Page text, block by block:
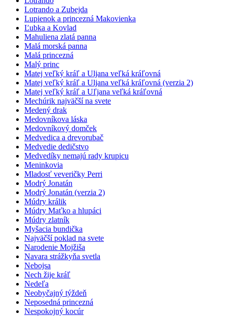
Lotrando a Zubejda
Lupienok a princezná Makovienka
Ľubka a Kovlad
Mahuliena zlatá panna
Malá morská panna
Malá princezná
Malý princ
Matej veľký kráľ a Uljana veľká kráľovná
Matej veľký kráľ a Uljana veľká kráľovná (verzia 2)
Matej veľký kráľ a Uľjana veľká kráľovná
Mechúrik najväčší na svete
Medený drak
Medovníkova láska
Medovníkový domček
Medvedica a drevorubač
Medvedie dedičstvo
Medvedíky nemajú rady krupicu
Meninkovia
Mladosť veveričky Perri
Modrý Jonatán
Modrý Jonatán (verzia 2)
Múdry králik
Múdry Maťko a hlupáci
Múdry zlatník
Myšacia bundička
Najväčší poklad na svete
Narodenie Mojžiša
Navara strážkyňa svetla
Nebojsa
Nech žije kráľ
Nedeľa
Neobyčajný týždeň
Neposedná princezná
Nespokojný kocúr